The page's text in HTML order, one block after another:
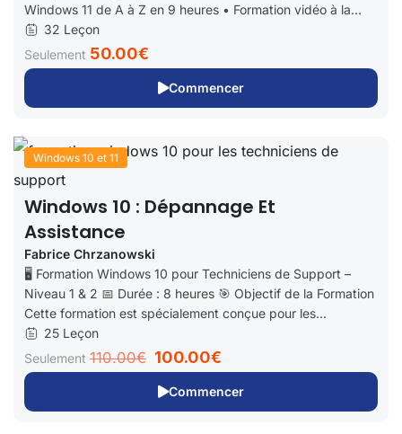
Windows 11 de A à Z en 9 heures • Formation vidéo à la...
32 Leçon
Seulement 50.00€
Commencer
Windows 10 et 11
Windows 10 : Dépannage Et
Assistance
Fabrice Chrzanowski
🖥️ Formation Windows 10 pour Techniciens de Support –
Niveau 1 & 2 📅 Durée : 8 heures 🎯 Objectif de la Formation
Cette formation est spécialement conçue pour les...
25 Leçon
Seulement 110.00€ 100.00€
Commencer